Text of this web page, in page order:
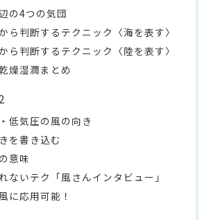
の4つの気団
ら判断するテクニック〈海を表す〉
ら判断するテクニック〈陸を表す〉
燥湿潤まとめ
低気圧の風の向き
を書き込む
意味
ないテク「風さんインタビュー」
に応用可能！